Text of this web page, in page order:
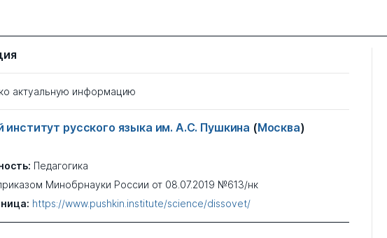
актуальную информацию
институт русского языка им. А.С. Пушкина (Москва)
Педагогика
Минобрнауки России от 08.07.2019 №613/нк
https://www.pushkin.institute/science/dissovet/